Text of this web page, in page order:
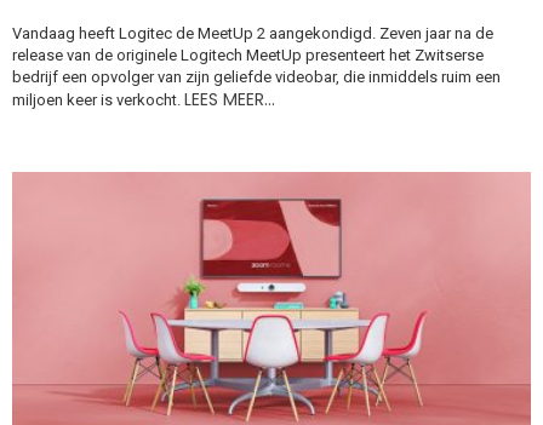
Vandaag heeft Logitec de MeetUp 2 aangekondigd. Zeven jaar na de
release van de originele Logitech MeetUp presenteert het Zwitserse
bedrijf een opvolger van zijn geliefde videobar, die inmiddels ruim een
miljoen keer is verkocht. LEES MEER…